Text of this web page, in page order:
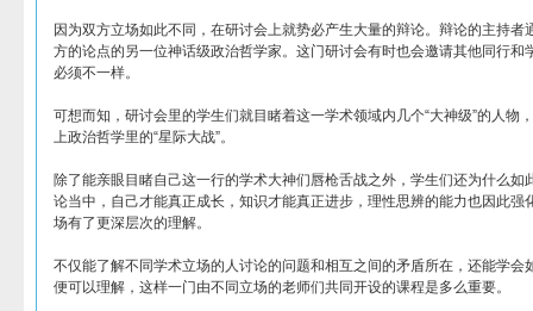
因为双方立场如此不同，在研讨会上就势必产生大量的辩论。辩论的主持者
方的论点的另一位神话级政治哲学家。这门研讨会有时也会邀请其他同行和
必须不一样。
可想而知，研讨会里的学生们就目睹着这一学术领域内几个“大神级”的人物
上政治哲学里的“星际大战”。
除了能亲眼目睹自己这一行的学术大神们唇枪舌战之外，学生们还为什么如
论当中，自己才能真正成长，知识才能真正进步，理性思辨的能力也因此强
场有了更深层次的理解。
不仅能了解不同学术立场的人讨论的问题和相互之间的矛盾所在，还能学会
便可以理解，这样一门由不同立场的老师们共同开设的课程是多么重要。